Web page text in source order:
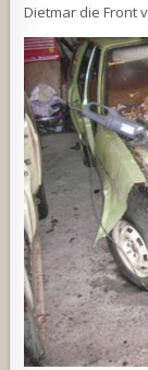
Dietmar die Front